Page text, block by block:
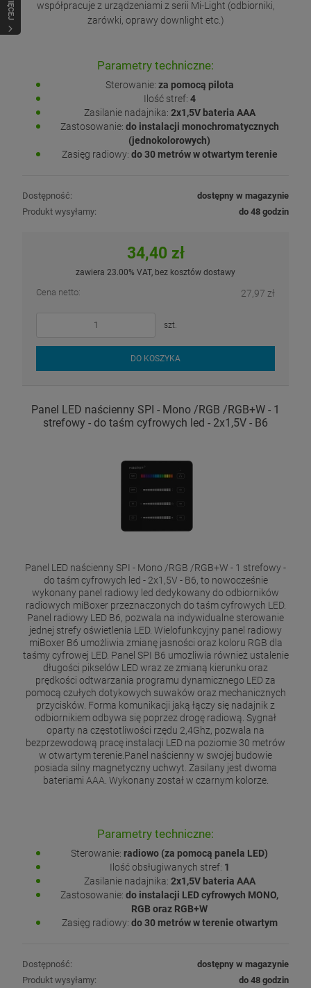
WIĘCEJ
współpracuje z urządzeniami z serii Mi-Light (odbiorniki,
żarówki, oprawy downlight etc.)
Parametry techniczne:
Sterowanie: za pomocą pilota
Ilość stref: 4
Zasilanie nadajnika: 2x1,5V bateria AAA
Zastosowanie: do instalacji monochromatycznych
(jednokolorowych)
Zasięg radiowy: do 30 metrów w otwartym terenie
Dostępność:
dostępny w magazynie
Produkt wysyłamy:
do 48 godzin
34,40 zł
zawiera 23.00% VAT, bez kosztów dostawy
Cena netto: 27,97 zł
szt.
DO KOSZYKA
Panel LED naścienny SPI - Mono /RGB /RGB+W - 1
strefowy - do taśm cyfrowych led - 2x1,5V - B6
Panel LED naścienny SPI - Mono /RGB /RGB+W - 1 strefowy -
do taśm cyfrowych led - 2x1,5V - B6, to nowocześnie
wykonany panel radiowy led dedykowany do odbiorników
radiowych miBoxer przeznaczonych do taśm cyfrowych LED.
Panel radiowy LED B6, pozwala na indywidualne sterowanie
jednej strefy oświetlenia LED. Wielofunkcyjny panel radiowy
miBoxer B6 umożliwia zmianę jasności oraz koloru RGB dla
taśmy cyfrowej LED. Panel SPI B6 umożliwia również ustalenie
długości pikselów LED wraz ze zmianą kierunku oraz
prędkości odtwarzania programu dynamicznego LED za
pomocą czułych dotykowych suwaków oraz mechanicznych
przycisków. Forma komunikacji jaką łączy się nadajnik z
odbiornikiem odbywa się poprzez drogę radiową. Sygnał
oparty na częstotliwości rzędu 2,4Ghz, pozwala na
bezprzewodową pracę instalacji LED na poziomie 30 metrów
w otwartym terenie.Panel naścienny w swojej budowie
posiada silny magnetyczny uchwyt. Zasilany jest dwoma
bateriami AAA. Wykonany został w czarnym kolorze.
Parametry techniczne:
Sterowanie: radiowo (za pomocą panela LED)
Ilość obsługiwanych stref: 1
Zasilanie nadajnika: 2x1,5V bateria AAA
Zastosowanie: do instalacji LED cyfrowych MONO,
RGB oraz RGB+W
Zasięg radiowy: do 30 metrów w terenie otwartym
Dostępność:
dostępny w magazynie
Produkt wysyłamy:
do 48 godzin